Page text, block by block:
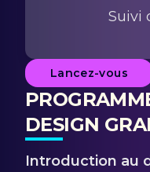
Suivi
Lancez-vous
DESIGN
Introduction au